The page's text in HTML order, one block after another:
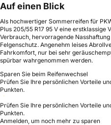
Auf einen Blick
Als hochwertiger Sommerreifen für
Plus 205/55 R17 95 V eine
Verbrauch, hervorragende
Felgenschutz. Angenehm leises
Fahrkomfort, nur bei sehr
spürbar wahrgenommen werden.
Sparen Sie beim Reifenwechsel
Prüfen Sie Ihre persönlichen Vorteile
Punkten.
Prüfen Sie Ihre persönlichen Vorteile
Punkten.
Anmelden, um noch mehr zu sparen